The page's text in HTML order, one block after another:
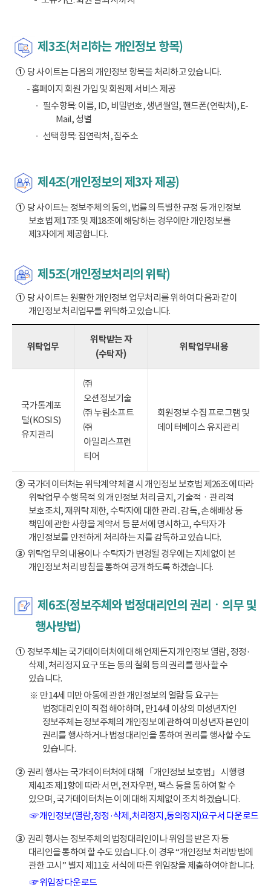
제3조(처리하는 개인정보 항목)
①당 사이트는 다음의 개인정보 항목을 처리하고 있습니다.
- 홈페이지 회원 가입 및 회원제 서비스 제공
필수항목: 이름, ID, 비밀번호, 생년월일, 핸드폰(연락처), E-
Mail, 성별
선택항목: 집연락처, 집주소
제4조(개인정보의 제3자 제공)
①당 사이트는 정보주체의 동의, 법률의 특별한 규정 등 개인정보
보호법 제17조 및 제18조에 해당하는 경우에만 개인정보를
제3자에게 제공합니다.
제5조(개인정보처리의 위탁)
①당 사이트는 원활한 개인정보 업무처리를 위하여 다음과 같이
개인정보 처리업무를 위탁하고 있습니다.
위탁업무
위탁받는 자
(수탁자)
위탁업무내용
국가통계포
털(KOSIS)
유지관리
㈜
오션정보기술
㈜ 누림소프트
㈜
아일리스프런
티어
회원정보 수집 프로그램 및
데이터베이스 유지관리
②국가데이터처는 위탁계약 체결 시 개인정보 보호법 제26조에 따라
위탁업무 수행 목적 외 개인정보 처리 금지, 기술적ㆍ관리적
보호조치, 재위탁 제한, 수탁자에 대한 관리․감독, 손해배상 등
책임에 관한 사항을 계약서 등 문서에 명시하고, 수탁자가
개인정보를 안전하게 처리하는 지를 감독하고 있습니다.
③위탁업무의 내용이나 수탁자가 변경될 경우에는 지체없이 본
개인정보 처리 방침을 통하여 공개하도록 하겠습니다.
제6조(정보주체와 법정대리인의 권리ㆍ의무 및
행사방법)
①정보주체는 국가데이터처에 대해 언제든지 개인정보 열람, 정정·
삭제, 처리정지 요구 또는 동의 철회 등의 권리를 행사할 수
있습니다.
※ 만14세 미만 아동에 관한 개인정보의 열람 등 요구는
법정대리인이 직접 해야하며, 만14세 이상의 미성년자인
정보주체는 정보주체의 개인정보에 관하여 미성년자 본인이
권리를 행사하거나 법정대리인을 통하여 권리를 행사할 수도
있습니다.
②권리 행사는 국가데이터처에 대해 「개인정보 보호법」 시행령
제41조 제1항에 따라 서면, 전자우편, 팩스 등을 통하여 할 수
있으며, 국가데이터처는 이에 대해 지체없이 조치하겠습니다.
☞ 개인정보(열람,정정·삭제,처리정지,동의정지)요구서 다운로드
③권리 행사는 정보주체의 법정대리인이나 위임을 받은 자 등
대리인을 통하여 할 수도 있습니다. 이 경우 “개인정보 처리방법에
관한 고시” 별지 제11호 서식에 따른 위임장을 제출하여야 합니다.
☞ 위임장 다운로드